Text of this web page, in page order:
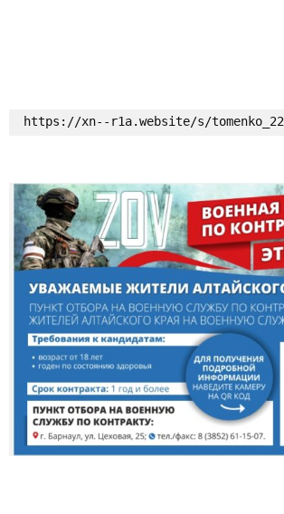
https://xn--r1a.website/s/tomenko_22